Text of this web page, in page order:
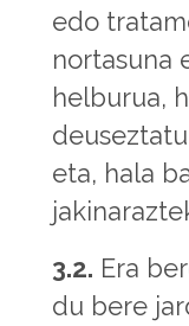
edo
nortasuna
helburua,
eta, hala
3.2. Era
du bere